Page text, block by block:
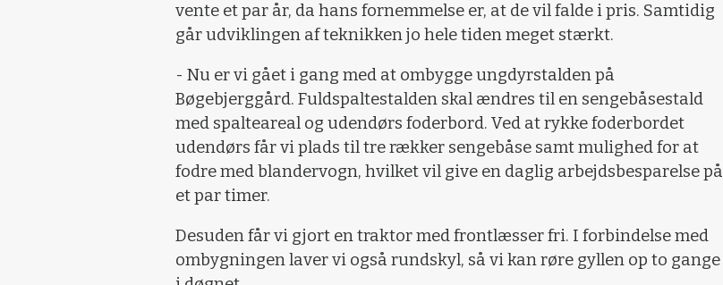
vente et par år, da hans fornemmelse er, at de vil falde i pris. Samtidig
går udviklingen af teknikken jo hele tiden meget stærkt.
- Nu er vi gået i gang med at ombygge ungdyrstalden på
Bøgebjerggård. Fuldspaltestalden skal ændres til en sengebåsestald
med spalteareal og udendørs foderbord. Ved at rykke foderbordet
udendørs får vi plads til tre rækker sengebåse samt mulighed for at
fodre med blandervogn, hvilket vil give en daglig arbejdsbesparelse på
et par timer.
Desuden får vi gjort en traktor med frontlæsser fri. I forbindelse med
ombygningen laver vi også rundskyl, så vi kan røre gyllen op to gange